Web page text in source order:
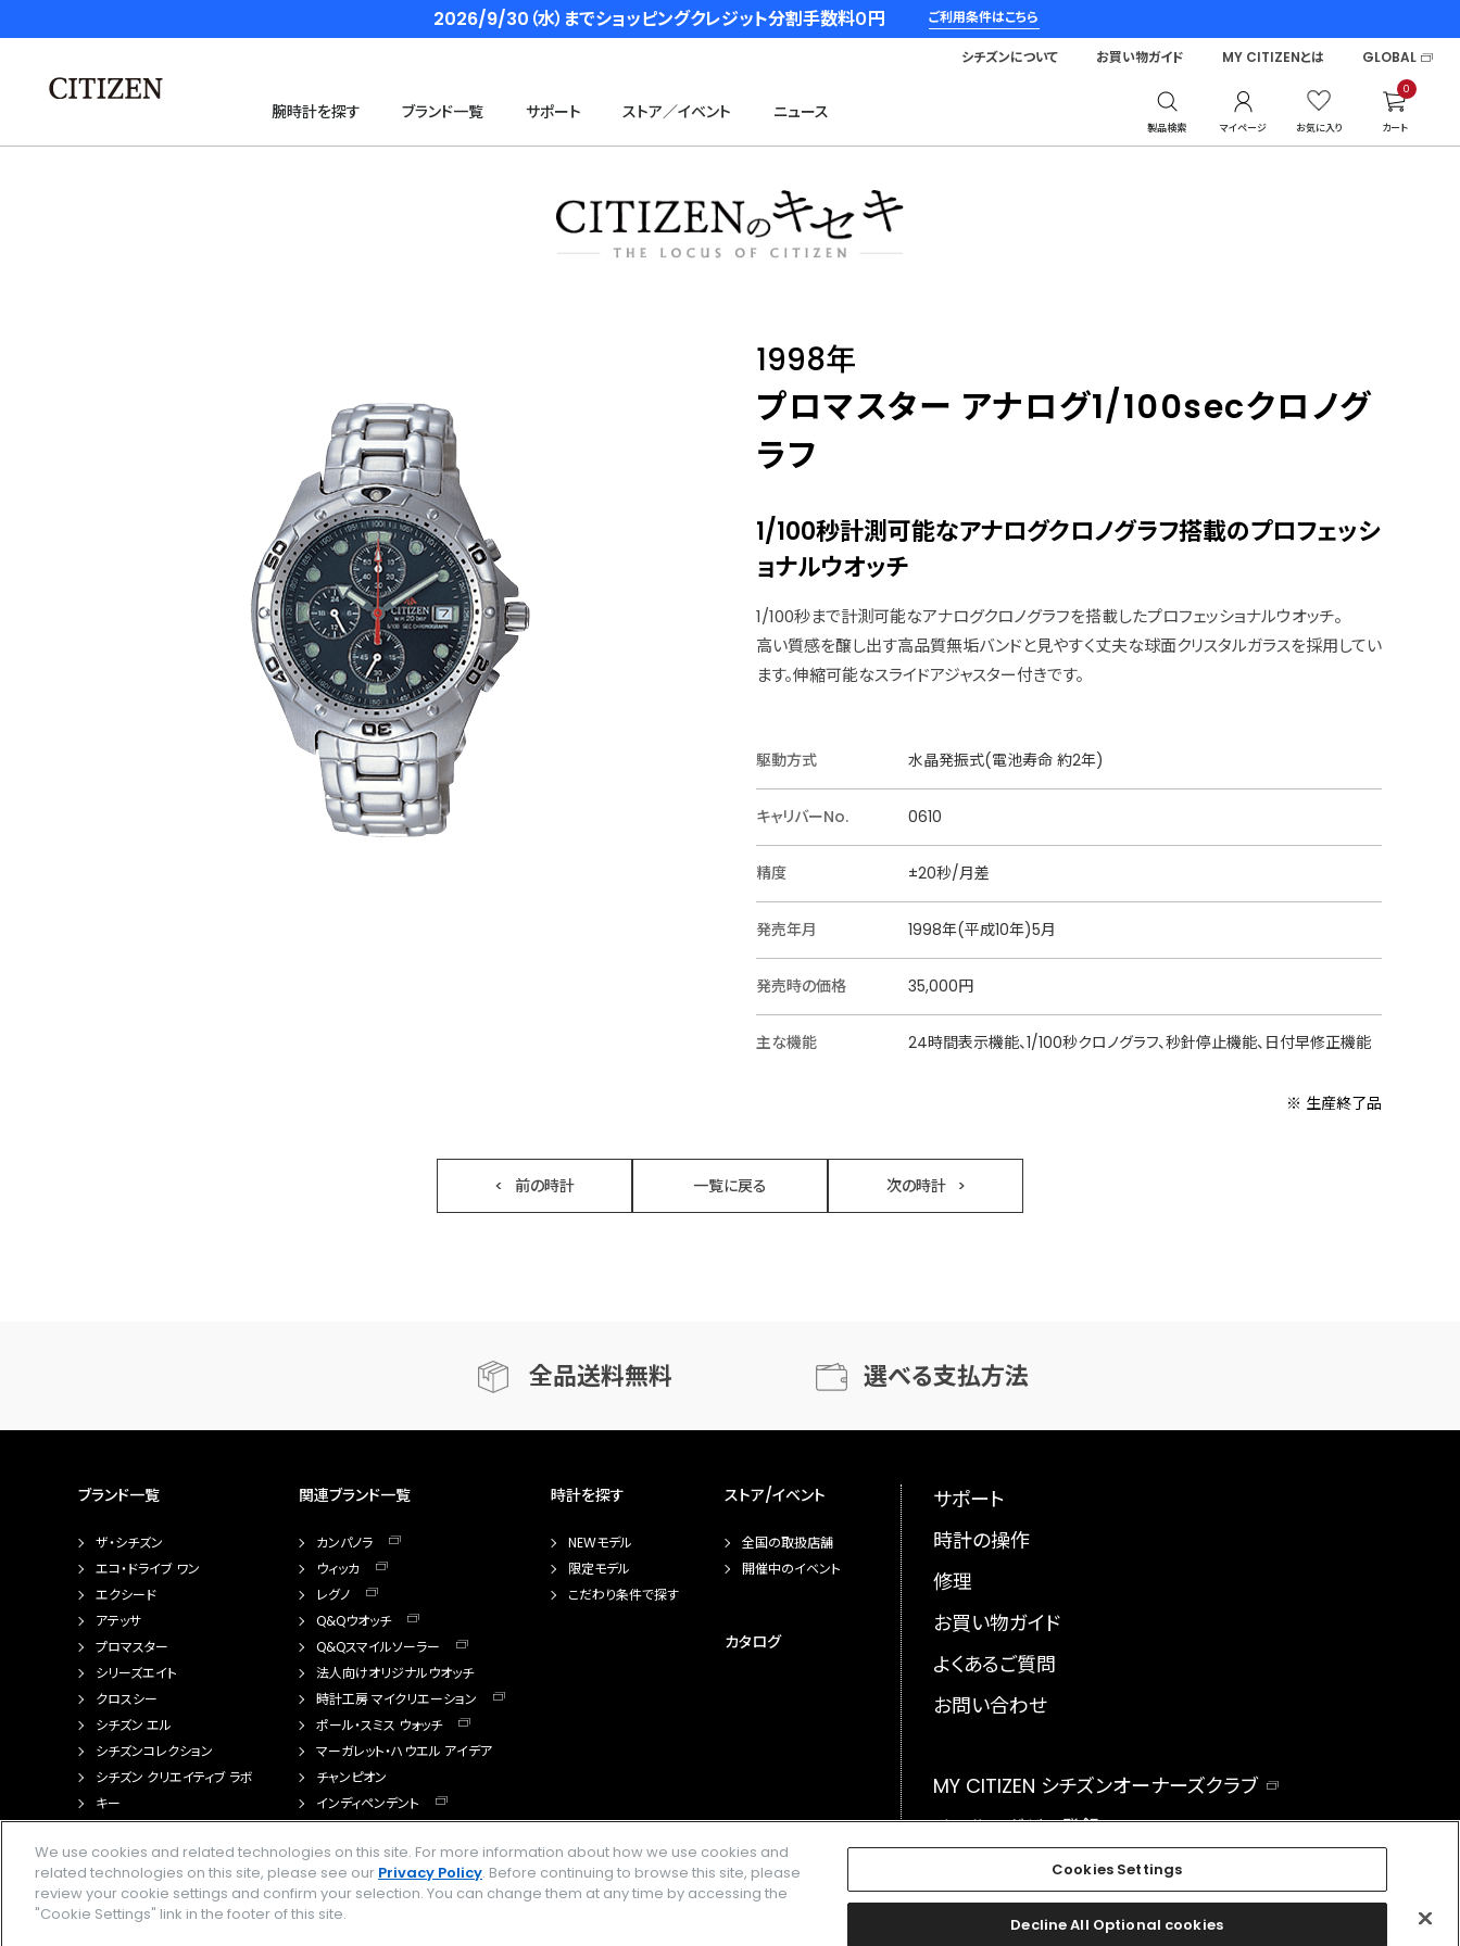
2026/9/30（水）までショッピングクレジット分割手数料０円 ご利用条件はこちら
腕時計を探す ブランド一覧 サポート ストア／イベント ニュース
製品検索 マイページ お気に入り
0
カート
シチズンについて お買い物ガイド MY CITIZENとは GLOBAL
1998年
プロマスター アナログ1/100secクロノグ
ラフ
1/100秒計測可能なアナログクロノグラフ搭載のプロフェッシ
ョナルウオッチ
1/100秒まで計測可能なアナログクロノグラフを搭載したプロフェッショナルウオッチ。
高い質感を醸し出す高品質無垢バンドと見やすく丈夫な球面クリスタルガラスを採用してい
ます。伸縮可能なスライドアジャスター付きです。
駆動方式 水晶発振式(電池寿命 約2年)
キャリバーNo. 0610
精度 ±20秒/月差
発売年月 1998年(平成10年)5月
発売時の価格 35,000円
主な機能 24時間表示機能、1/100秒クロノグラフ、秒針停止機能、日付早修正機能
※ 生産終了品
前の時計 一覧に戻る 次の時計
全品送料無料 選べる支払方法
ブランド一覧
ザ・シチズン
エコ・ドライブ ワン
エクシード
アテッサ
プロマスター
シリーズエイト
クロスシー
シチズン エル
シチズンコレクション
シチズン クリエイティブ ラボ
キー
関連ブランド一覧
カンパノラ
ウィッカ
レグノ
Q&Qウオッチ
Q&Qスマイルソーラー
法人向けオリジナルウオッチ
時計工房 マイクリエーション
ポール・スミス ウォッチ
マーガレット・ハウエル アイデア
チャンピオン
インディペンデント
時計を探す
NEWモデル
限定モデル
こだわり条件で探す
ストア/イベント
全国の取扱店舗
開催中のイベント
カタログ
サポート
時計の操作
修理
お買い物ガイド
よくあるご質問
お問い合わせ
MY CITIZEN シチズンオーナーズクラブ
メールマガジン登録
We use cookies and related technologies on this site. For more information about how we use cookies and
related technologies on this site, please see our Privacy Policy. Before continuing to browse this site, please
review your cookie settings and confirm your selection. You can change them at any time by accessing the
"Cookie Settings" link in the footer of this site.
Cookies Settings
Decline All Optional cookies